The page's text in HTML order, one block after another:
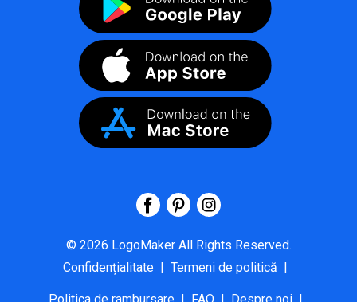
© 2026 LogoMaker All Rights Reserved.
Confidențialitate | Termeni de politică |